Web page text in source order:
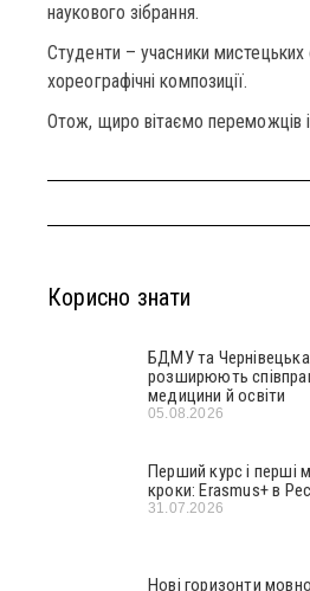
наукового зібрання.
Студенти – учасники мистецьких
хореографічні композиції.
Отож, щиро вітаємо переможців
Корисно знати
БДМУ та
розширюють
медицини й освіти
05.08.2026
Перший курс і перші
кроки: Erasmus+ в
31.07.2026
Нові горизонти